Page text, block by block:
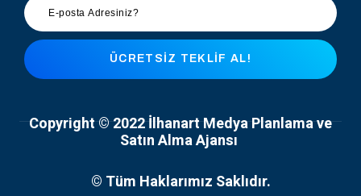
ÜCRETSIZ TEKLIF AL!
Copyright © 2022 İlhanart Medya Planlama ve
Satın Alma Ajansı
© Tüm Haklarımız Saklıdır.